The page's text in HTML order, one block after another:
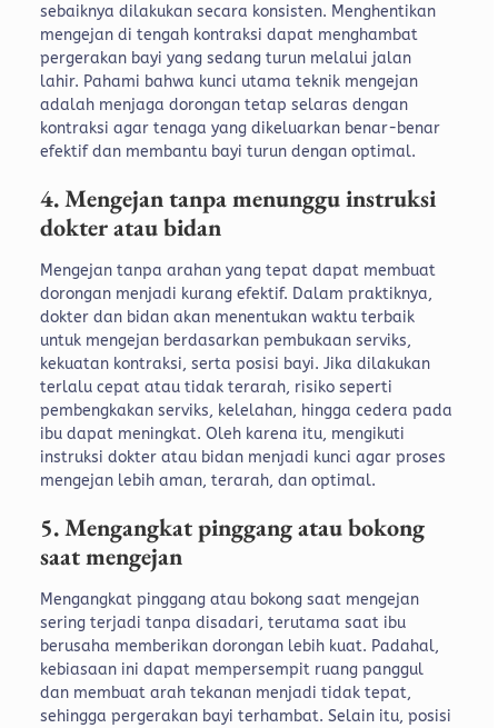
sebaiknya dilakukan secara konsisten. Menghentikan
mengejan di tengah kontraksi dapat menghambat
pergerakan bayi yang sedang turun melalui jalan
lahir. Pahami bahwa kunci utama teknik mengejan
adalah menjaga dorongan tetap selaras dengan
kontraksi agar tenaga yang dikeluarkan benar-benar
efektif dan membantu bayi turun dengan optimal.
4. Mengejan tanpa menunggu instruksi
dokter atau bidan
Mengejan tanpa arahan yang tepat dapat membuat
dorongan menjadi kurang efektif. Dalam praktiknya,
dokter dan bidan akan menentukan waktu terbaik
untuk mengejan berdasarkan pembukaan serviks,
kekuatan kontraksi, serta posisi bayi. Jika dilakukan
terlalu cepat atau tidak terarah, risiko seperti
pembengkakan serviks, kelelahan, hingga cedera pada
ibu dapat meningkat. Oleh karena itu, mengikuti
instruksi dokter atau bidan menjadi kunci agar proses
mengejan lebih aman, terarah, dan optimal.
5. Mengangkat pinggang atau bokong
saat mengejan
Mengangkat pinggang atau bokong saat mengejan
sering terjadi tanpa disadari, terutama saat ibu
berusaha memberikan dorongan lebih kuat. Padahal,
kebiasaan ini dapat mempersempit ruang panggul
dan membuat arah tekanan menjadi tidak tepat,
sehingga pergerakan bayi terhambat. Selain itu, posisi